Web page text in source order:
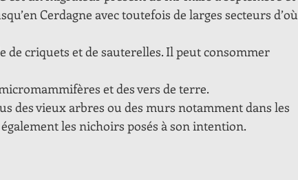
Cerdagne avec toutefois de larges secteurs d’où
de criquets et de sauterelles. Il peut consommer
et des vers de terre.
des vieux arbres ou des murs notamment dans les
les nichoirs posés à son intention.